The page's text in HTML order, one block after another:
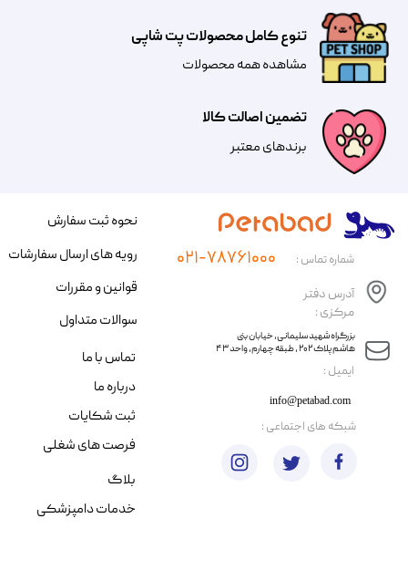
تضمین اصالت کالا
​​برندهای معتبر​​​​​​​
تنوع کامل محصولات پت شاپی
مشاهده همه محصولات
​ایمیل :
آدرس دفتر
مرکزی :
info@petabad.com
​​بزرگراه شهید سلیمانی، خیابان بنی
هاشم پلاک ۲۰۲ ، طبقه چهارم، واحد ۴۳
شماره تماس : ۰۲۱-۷۸۷۶۱۰۰۰
نحوه ثبت سفارش
رویه های ارسال سفارشات
قوانین و مقررات
سوالات متداول
تماس با ما
درباره ما
ثبت شکایات
فرصت های شغلی
​شبکه های اجتماعی :
بلاگ
خدمات دامپزشکی